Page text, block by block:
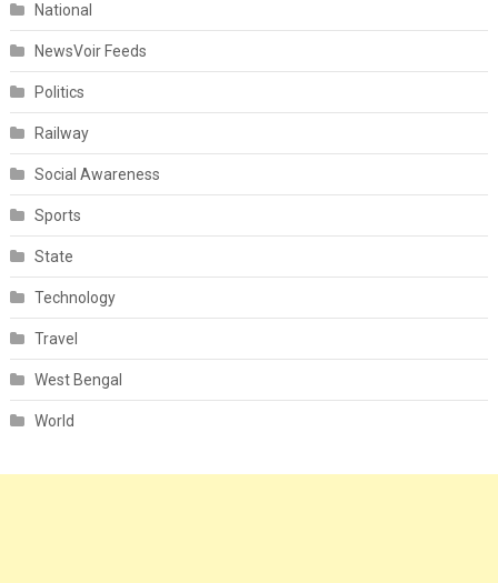
National
NewsVoir Feeds
Politics
Railway
Social Awareness
Sports
State
Technology
Travel
West Bengal
World